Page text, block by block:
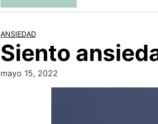
ANSIEDAD
Siento
mayo 15, 2022